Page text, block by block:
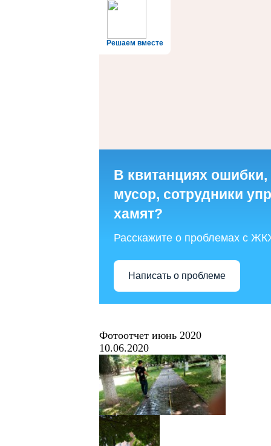
Решаем вместе
В квитанциях
мусор, сотрудники
хамят?
Расскажите о проблемах с
Написать о проблеме
Фотоотчет июнь 2020
10.06.2020